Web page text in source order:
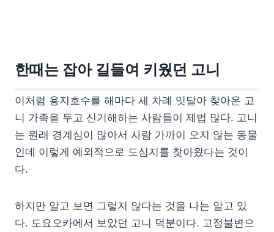
한때는 잡아 길들여 키웠던 고니
이처럼 용지호수를 해마다 세 차례 잇달아 찾아온 고
니 가족을 두고 신기해하는 사람들이 제법 많다. 고니
는 원래 경계심이 많아서 사람 가까이 오지 않는 동물
인데 이렇게 예외적으로 도심지를 찾아왔다는 것이
다.
하지만 알고 보면 그렇지 않다는 것을 나는 알고 있
다. 도요오카에서 보았던 고니 덕분이다. 고정불변으